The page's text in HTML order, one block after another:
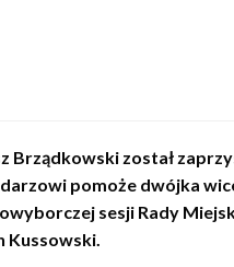
Brządkowski został
pomoże dwójka
sesji Rady
Kussowski.